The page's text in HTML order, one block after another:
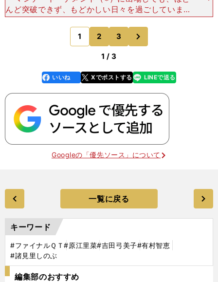
んど突破できず、もどかしい日々を過ごしていまし
た。特にこの時期、同世代の選手がすごく活躍して
いたんです。ナショナルチームで一緒だった諸見里
しのぶさん（20
1 2 3
1 / 3
faceboo
k
いいね Xでポストする
line LINEで送る
Googleの「優先ソース」について
一覧に戻る
キーワード
#ファイナルＱＴ#原江里菜#吉田弓美子#有村智恵
#諸見里しのぶ
編集部のおすすめ